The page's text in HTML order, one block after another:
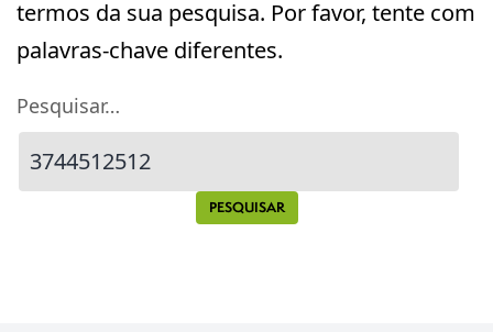
termos da sua pesquisa. Por favor, tente com
palavras-chave diferentes.
Pesquisar…